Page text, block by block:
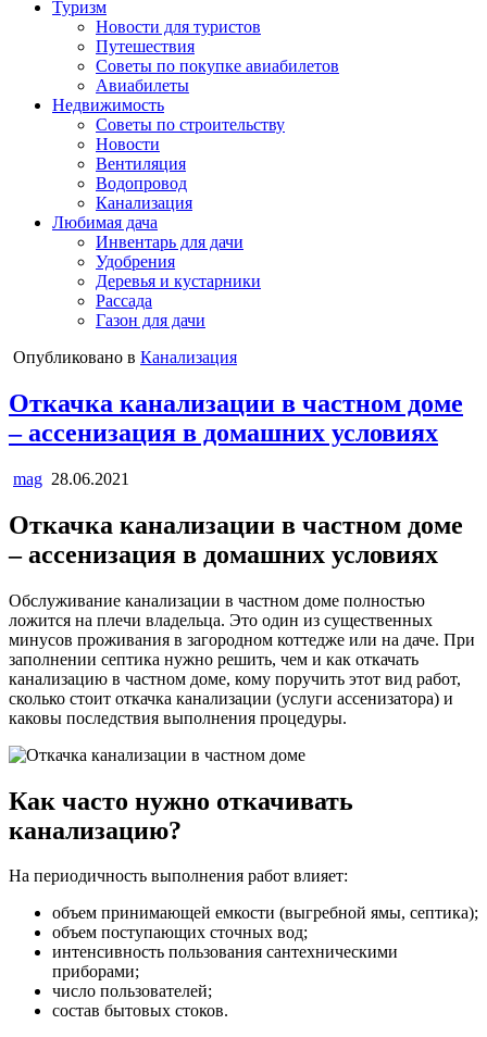
Туризм
Новости для туристов
Путешествия
Советы по покупке авиабилетов
Авиабилеты
Недвижимость
Советы по строительству
Новости
Вентиляция
Водопровод
Канализация
Любимая дача
Инвентарь для дачи
Удобрения
Деревья и кустарники
Рассада
Газон для дачи
Опубликовано в Канализация
Откачка канализации в частном доме
– ассенизация в домашних условиях
mag 28.06.2021
Откачка канализации в частном доме
– ассенизация в домашних условиях
Обслуживание канализации в частном доме полностью
ложится на плечи владельца. Это один из существенных
минусов проживания в загородном коттедже или на даче. При
заполнении септика нужно решить, чем и как откачать
канализацию в частном доме, кому поручить этот вид работ,
сколько стоит откачка канализации (услуги ассенизатора) и
каковы последствия выполнения процедуры.
Как часто нужно откачивать
канализацию?
На периодичность выполнения работ влияет:
объем принимающей емкости (выгребной ямы, септика);
объем поступающих сточных вод;
интенсивность пользования сантехническими
приборами;
число пользователей;
состав бытовых стоков.